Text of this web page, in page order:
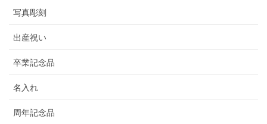
写真彫刻
出産祝い
卒業記念品
名入れ
周年記念品